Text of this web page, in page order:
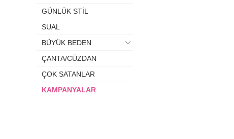
GÜNLÜK STİL
SUAL
BÜYÜK BEDEN
ÇANTA/CÜZDAN
ÇOK SATANLAR
KAMPANYALAR